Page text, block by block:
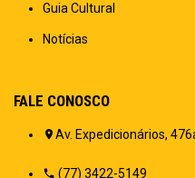
Guia Cultural
Notícias
FALE CONOSCO
Av. Expedicionários,
(77) 3422-5149